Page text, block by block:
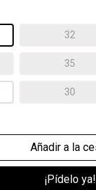
32
35
30
¡Pídelo ya!